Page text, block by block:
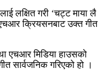
लक्षित गरी ‘चट्ट माया लै
क्रियसनबाट उक्त गीत
एचआर मिडिया हाउसको
सार्वजनिक गरिएको हो ।